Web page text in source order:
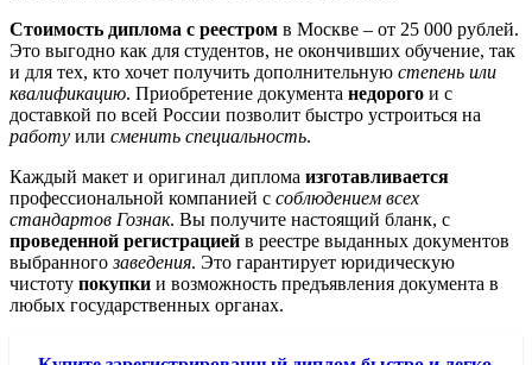
Стоимость диплома с реестром в Москве – от 25 000 рублей.
Это выгодно как для студентов, не окончивших обучение, так
и для тех, кто хочет получить дополнительную степень или
квалификацию. Приобретение документа недорого и с
доставкой по всей России позволит быстро устроиться на
работу или сменить специальность.
Каждый макет и оригинал диплома изготавливается
профессиональной компанией с соблюдением всех
стандартов Гознак. Вы получите настоящий бланк, с
проведенной регистрацией в реестре выданных документов
выбранногозаведения. Это гарантирует юридическую
чистоту покупки и возможность предъявления документа в
любых государственных органах.